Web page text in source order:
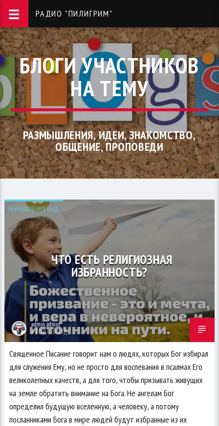
РАДИО "ПИЛИГРИМ"
БЛОГИ УЧАСТНИКОВ
НА ТЕМУ
РАЗМЫШЛЕНИЯ, ИДЕИ, ЗНАКОМСТВО,
ОБЩЕНИЕ, ПРОПОВЕДИ
РАЗМЫШЛЕНИЯ НАД...
ЧТО ЕСТЬ РЕЛИГИОЗНАЯ
ИЗБРАННОСТЬ?
admin admin
4 ГОДА НАЗАД
Священное Писание говорит нам о людях, которых Бог избирал
для служения Ему, но не просто для воспевания в псалмах Его
великолепных качеств, а для того, чтобы призывать живущих
на земле обратить внимание на Бога. Не ангелам Бог
определил будущую вселенную, а человеку, а потому
посланниками Бога в мире людей будут избранные из их